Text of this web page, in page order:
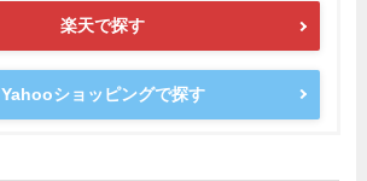
楽天で探す
Yahooショッピングで探す